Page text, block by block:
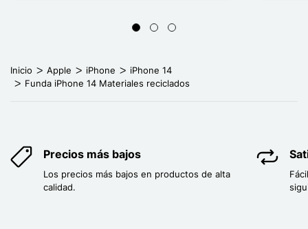
Inicio Apple iPhone
iPhone 14
Funda iPhone 14 Materiales reciclados
Precios más bajos
Los precios más bajos en productos de alta
calidad.